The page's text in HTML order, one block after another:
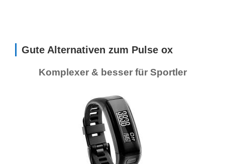
Gute Alternativen zum Pulse ox
Komplexer & besser für Sportler